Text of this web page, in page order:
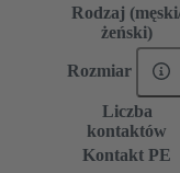
Rodzaj
żeński)
Rozmiar
Liczba
kontaktów
Kontakt PE